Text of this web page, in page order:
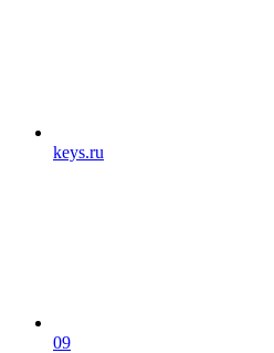
keys.ru
09